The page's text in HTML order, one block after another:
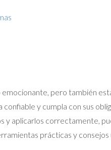
pero también
y cumpla con sus
aplicarlos correctamente,
prácticas y consejos